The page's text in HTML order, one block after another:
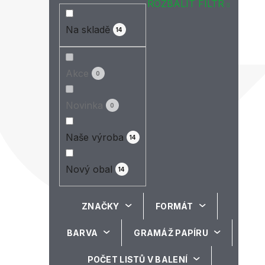
Na skladě 14
0
0
Naše výroba 14
Nový obal 14
ROZBALIT FILTR
ZNAČKY FORMÁT
BARVA GRAMÁŽ PAPÍRU
POČET LISTŮ V BALENÍ